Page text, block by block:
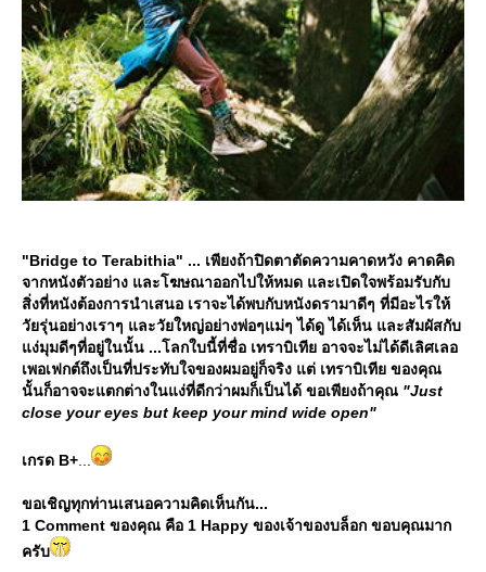
"Bridge to Terabithia" ... เพียงถ้าปิดตาตัดความคาดหวัง คาดคิด
จากหนังตัวอย่าง และโฆษณาออกไปให้หมด และเปิดใจพร้อมรับกับ
สิ่งที่หนังต้องการนำเสนอ เราจะได้พบกับหนังดรามาดีๆ ที่มีอะไรให้
วัยรุ่นอย่างเราๆ และวัยใหญ่อย่างพ่อๆแม่ๆ ได้ดู ได้เห็น และสัมผัสกับ
ง่มุมดีๆที่อยู่ในนั้น ...โลกใบนี้ที่ชื่อ เทราบิเทีย อาจจะไม่ได้ดีเลิศเลอ
เพอเฟกต์ถึงเป็นที่ประทับใจของผมอยู่ก็จริง แต่ เทราบิเทีย ของคุณ
นั้นก็อาจจะแตกต่างในแง่ที่ดีกว่าผมก็เป็นได้ ขอเพียงถ้าคุณ "Just
close your eyes but keep your mind wide open"
เกรด B+
ขอเชิญทุกท่านเสนอความคิดเห็นกัน...
1 Comment ของคุณ คือ 1 Happy ของเจ้าของบล็อก ขอบคุณมาก
ครับ